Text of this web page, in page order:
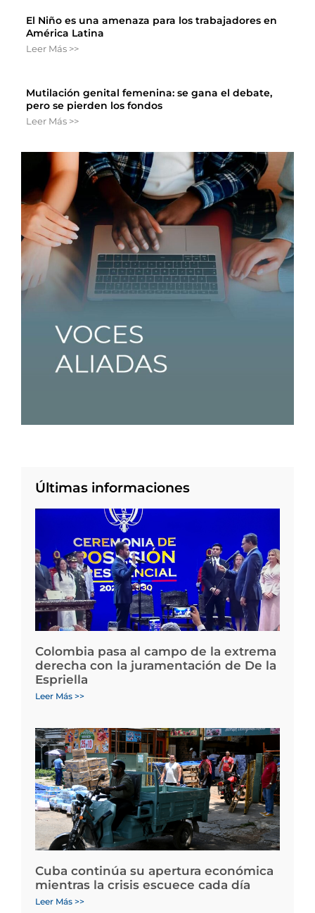
El Niño es una amenaza para los trabajadores en
América Latina
Leer Más >>
Mutilación genital femenina: se gana el debate,
pero se pierden los fondos
Leer Más >>
Últimas informaciones
Colombia pasa al campo de la extrema
derecha con la juramentación de De la
Espriella
Leer Más >>
Cuba continúa su apertura económica
mientras la crisis escuece cada día
Leer Más >>